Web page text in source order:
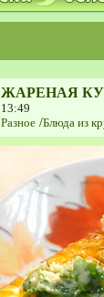
ЖАРЕНАЯ
13:49
Разное /Блюда из